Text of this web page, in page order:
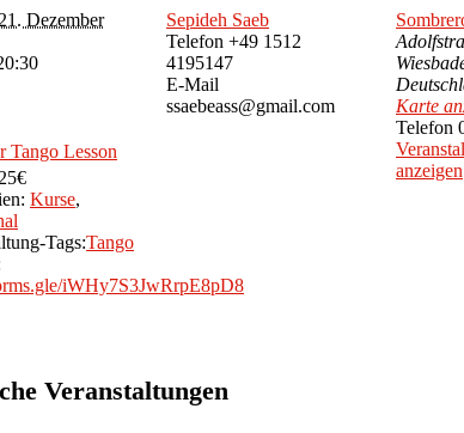
21. Dezember
Tango Lesson
25€
Kurse,
Tags:Tango
iWHy7S3JwRrpE8pD8
Sepideh Saeb
Telefon +49 1512
4195147
E-Mail
ssaebeass@gmail.com
Karte
Telefon
anzeigen
Veranstaltungen